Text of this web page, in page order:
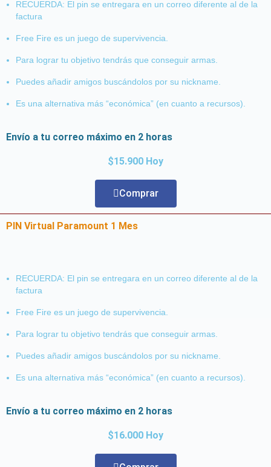
RECUERDA: El pin se entregara en un correo diferente al de la
factura
Free Fire es un juego de supervivencia.
Para lograr tu objetivo tendrás que conseguir armas.
Puedes añadir amigos buscándolos por su nickname.
Es una alternativa más “económica” (en cuanto a recursos).
Envío a tu correo máximo en 2 horas
$15.900 Hoy
Comprar
PIN Virtual Paramount 1 Mes
RECUERDA: El pin se entregara en un correo diferente al de la
factura
Free Fire es un juego de supervivencia.
Para lograr tu objetivo tendrás que conseguir armas.
Puedes añadir amigos buscándolos por su nickname.
Es una alternativa más “económica” (en cuanto a recursos).
Envío a tu correo máximo en 2 horas
$16.000 Hoy